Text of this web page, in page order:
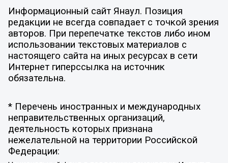
Информационный сайт Янаул. Позиция
редакции не всегда совпадает с точкой зрения
авторов. При перепечатке текстов либо ином
использовании текстовых материалов с
настоящего сайта на иных ресурсах в сети
Интернет гиперссылка на источник
обязательна.
* Перечень иностранных и международных
неправительственных организаций,
деятельность которых признана
нежелательной на территории Российской
Федерации: